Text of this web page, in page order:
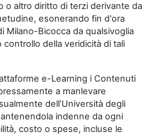
o altro diritto di terzi derivante da
esonerando fin d'ora
Milano-Bicocca da qualsivoglia
della veridicità di tali
e-Learning i Contenuti
a manlevare
dell’Università degli
indenne da ogni
costo o spese, incluse le